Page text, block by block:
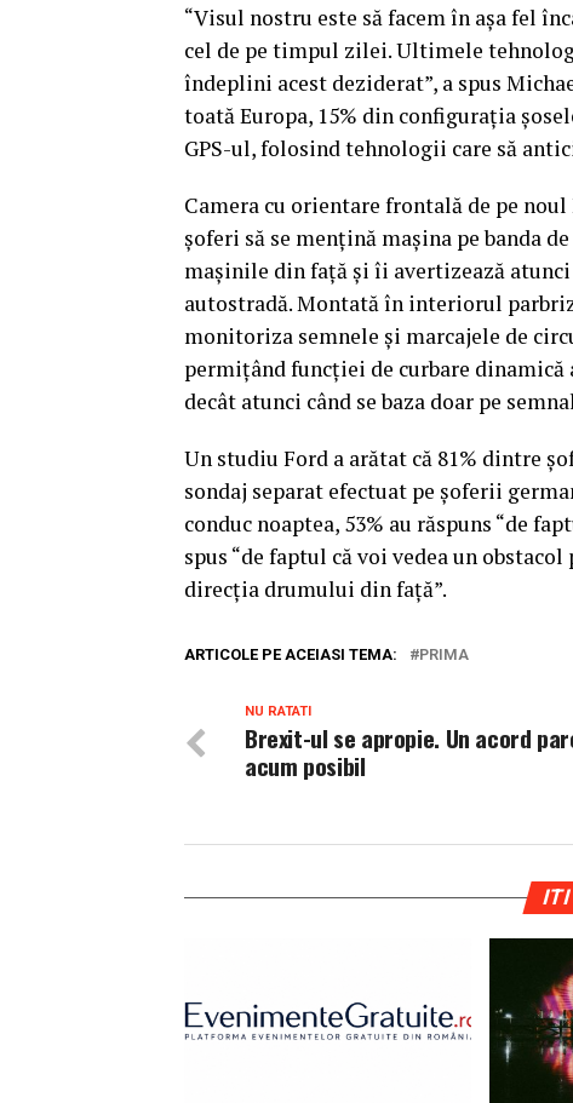
“Visul nostru este să facem în aşa fel
cel de pe timpul zilei. Ultimele
îndeplini acest deziderat”, a spus
toată Europa, 15% din configuraţia
GPS-ul, folosind tehnologii care să
Camera cu orientare frontală de pe
şoferi să se menţină maşina pe banda
maşinile din faţă şi îi avertizează
autostradă. Montată în interiorul
monitoriza semnele şi marcajele de
permiţând funcţiei de curbare
decât atunci când se baza doar pe
Un studiu Ford a arătat că 81% dintre
sondaj separat efectuat pe şoferii
conduc noaptea, 53% au răspuns “de
spus “de faptul că voi vedea un
direcţia drumului din faţă”.
ARTICOLE PE ACEIASI TEMA: PRIMA
NU RATATI
Brexit-ul se apropie. Un acord
acum posibil
ITI